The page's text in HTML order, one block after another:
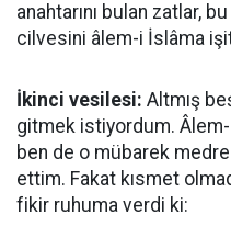
anahtarını bulan zatlar,
cilvesini âlem-i İslâma
İkinci vesilesi: Altmış
gitmek istiyordum.
ben de o mübarek
ettim. Fakat kısmet
fikir ruhuma verdi ki: